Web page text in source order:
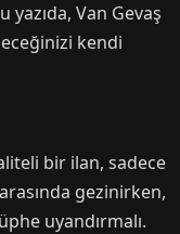
Van Gevaş
kendi
bir ilan, sadece
gezinirken,
uyandırmalı.